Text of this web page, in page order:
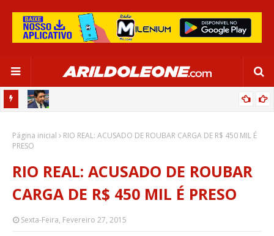
“SATISFAÇÃO MUITO GRANDE”
Página inicial
RIO REAL: ACUSADO DE ROUBAR CARGA DE R$ 450 MIL É
PRESO
RIO REAL: ACUSADO DE ROUBAR
CARGA DE R$ 450 MIL É PRESO
Sexta-Feira, Fevereiro 27, 2015